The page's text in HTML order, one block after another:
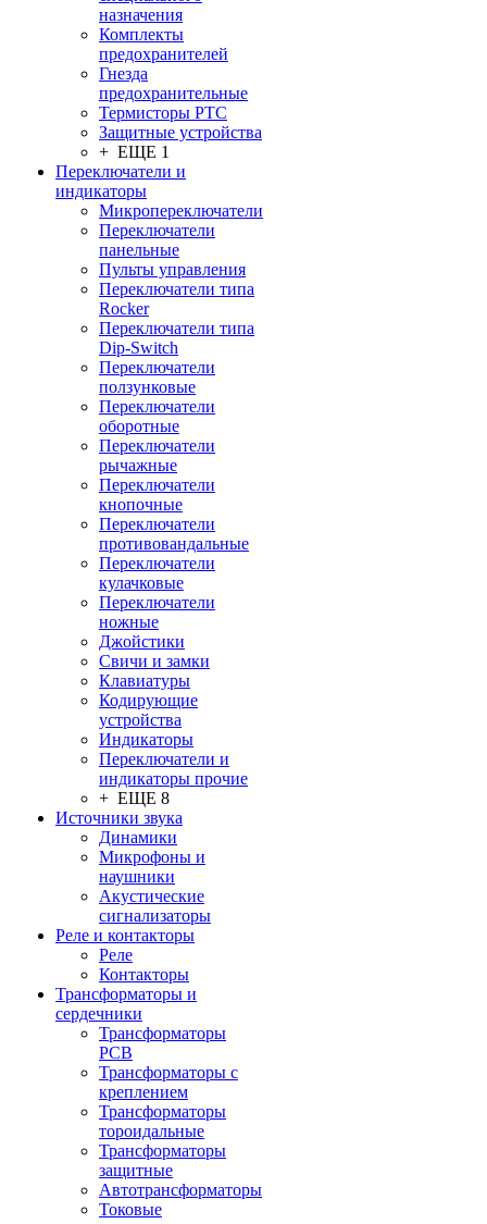
назначения
Комплекты
предохранителей
Гнезда
предохранительные
Термисторы PTC
Защитные устройства
+ ЕЩЕ 1
Переключатели и
индикаторы
Микропереключатели
Переключатели
панельные
Пульты управления
Переключатели типа
Rocker
Переключатели типа
Dip-Switch
Переключатели
ползунковые
Переключатели
оборотные
Переключатели
рычажные
Переключатели
кнопочные
Переключатели
противовандальные
Переключатели
кулачковые
Переключатели
ножные
Джойстики
Свичи и замки
Клавиатуры
Кодирующие
устройства
Индикаторы
Переключатели и
индикаторы прочие
+ ЕЩЕ 8
Источники звука
Динамики
Микрофоны и
наушники
Акустические
сигнализаторы
Реле и контакторы
Реле
Контакторы
Трансформаторы и
сердечники
Трансформаторы
PCB
Трансформаторы с
креплением
Трансформаторы
тороидальные
Трансформаторы
защитные
Автотрансформаторы
Токовые